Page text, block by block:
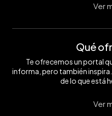
Ver
Qué
Te ofrecemos un portal
informa, pero también
de lo que está
Ver